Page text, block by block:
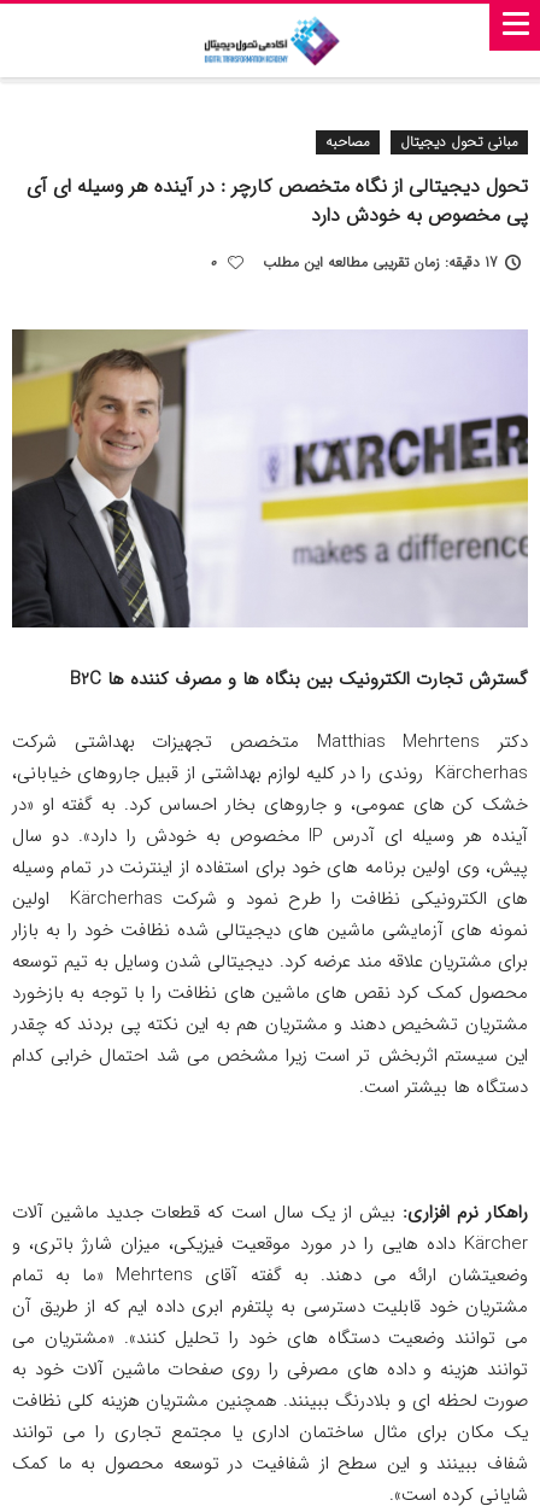
مبانی تحول دیجیتال مصاحبه
تحول دیجیتالی از نگاه متخصص کارچر : در آینده هر وسیله ای آی
پی مخصوص به خودش دارد
17 دقیقه: زمان تقریبی مطالعه این مطلب 0
گسترش تجارت الکترونیک بین بنگاه ها و مصرف کننده ها B2C
دکتر Matthias Mehrtens متخصص تجهیزات بهداشتی شرکت
Kärcherhas روندی را در کلیه لوازم بهداشتی از قبیل جاروهای خیابانی،
خشک کن های عمومی، و جاروهای بخار احساس کرد. به گفته او «در
آینده هر وسیله ای آدرس IP مخصوص به خودش را دارد». دو سال
پیش، وی اولین برنامه های خود برای استفاده از اینترنت در تمام وسیله
های الکترونیکی نظافت را طرح نمود و شرکت Kärcherhas اولین
نمونه های آزمایشی ماشین های دیجیتالی شده نظافت خود را به بازار
برای مشتریان علاقه مند عرضه کرد. دیجیتالی شدن وسایل به تیم توسعه
محصول کمک کرد نقص های ماشین های نظافت را با توجه به بازخورد
مشتریان تشخیص دهند و مشتریان هم به این نکته پی بردند که چقدر
این سیستم اثربخش تر است زیرا مشخص می شد احتمال خرابی کدام
دستگاه ها بیشتر است.
راهکار نرم افزاری: بیش از یک سال است که قطعات جدید ماشین آلات
Kärcher داده هایی را در مورد موقعیت فیزیکی، میزان شارژ باتری، و
وضعیتشان ارائه می دهند. به گفته آقای Mehrtens «ما به تمام
مشتریان خود قابلیت دسترسی به پلتفرم ابری داده ایم که از طریق آن
می توانند وضعیت دستگاه های خود را تحلیل کنند». «مشتریان می
توانند هزینه و داده های مصرفی را روی صفحات ماشین آلات خود به
صورت لحظه ای و بلادرنگ ببینند. همچنین مشتریان هزینه کلی نظافت
یک مکان برای مثال ساختمان اداری یا مجتمع تجاری را می توانند
شفاف ببینند و این سطح از شفافیت در توسعه محصول به ما کمک
شایانی کرده است».